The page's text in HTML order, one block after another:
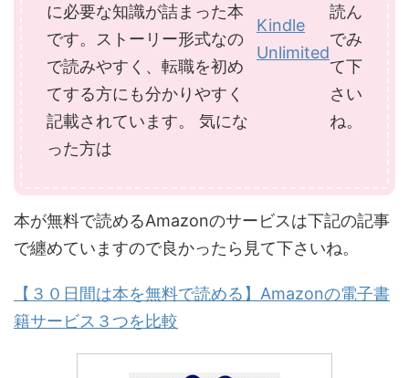
に必要な知識が詰まった本
です。ストーリー形式なの
で読みやすく、転職を初め
てする方にも分かりやすく
記載されています。 気にな
った方は
Kindle
Unlimited
読ん
でみ
て下
さい
ね。
本が無料で読めるAmazonのサービスは下記の記事
で纏めていますので良かったら見て下さいね。
【３０日間は本を無料で読める】Amazonの電子書
籍サービス３つを比較